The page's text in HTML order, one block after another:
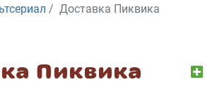
Доставка Пиквика
Пиквика